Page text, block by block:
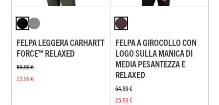
FELPA LEGGERA CARHARTT
FORCE™ RELAXED
59,99 €
23,99 €
FELPA A GIROCOLLO CON
LOGO SULLA MANICA DI
MEDIA PESANTEZZA E
RELAXED
64,99 €
25,99 €